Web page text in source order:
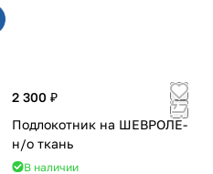
2 300 ₽
Подлокотник на ШЕВРОЛЕ-
н/о ткань
В наличии